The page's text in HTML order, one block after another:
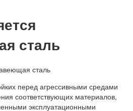
сталь
перед агрессивными средами
соответствующих материалов,
эксплуатационными